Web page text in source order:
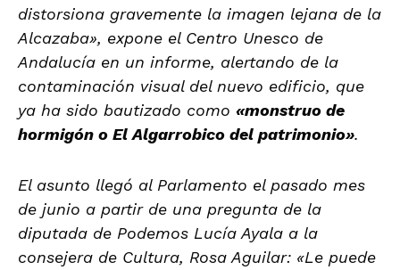
distorsiona gravemente la imagen lejana de la
Alcazaba», expone el Centro Unesco de
Andalucía en un informe, alertando de la
contaminación visual del nuevo edificio, que
ya ha sido bautizado como «monstruo de
hormigón o El Algarrobico del patrimonio».
El asunto llegó al Parlamento el pasado mes
de junio a partir de una pregunta de la
diputada de Podemos Lucía Ayala a la
consejera de Cultura, Rosa Aguilar: «Le puede